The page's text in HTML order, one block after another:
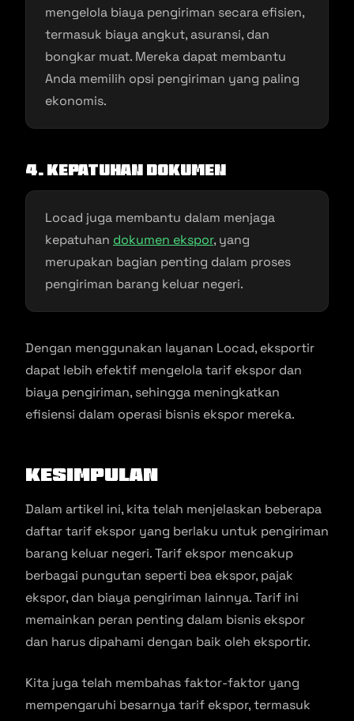
mengelola biaya pengiriman secara efisien,
termasuk biaya angkut, asuransi, dan
bongkar muat. Mereka dapat membantu
Anda memilih opsi pengiriman yang paling
ekonomis.
4. Kepatuhan Dokumen
Locad juga membantu dalam menjaga
kepatuhan dokumen ekspor, yang
merupakan bagian penting dalam proses
pengiriman barang keluar negeri.
Dengan menggunakan layanan Locad, eksportir
dapat lebih efektif mengelola tarif ekspor dan
biaya pengiriman, sehingga meningkatkan
efisiensi dalam operasi bisnis ekspor mereka.
Kesimpulan
Dalam artikel ini, kita telah menjelaskan beberapa
daftar tarif ekspor yang berlaku untuk pengiriman
barang keluar negeri. Tarif ekspor mencakup
berbagai pungutan seperti bea ekspor, pajak
ekspor, dan biaya pengiriman lainnya. Tarif ini
memainkan peran penting dalam bisnis ekspor
dan harus dipahami dengan baik oleh eksportir.
Kita juga telah membahas faktor-faktor yang
mempengaruhi besarnya tarif ekspor, termasuk